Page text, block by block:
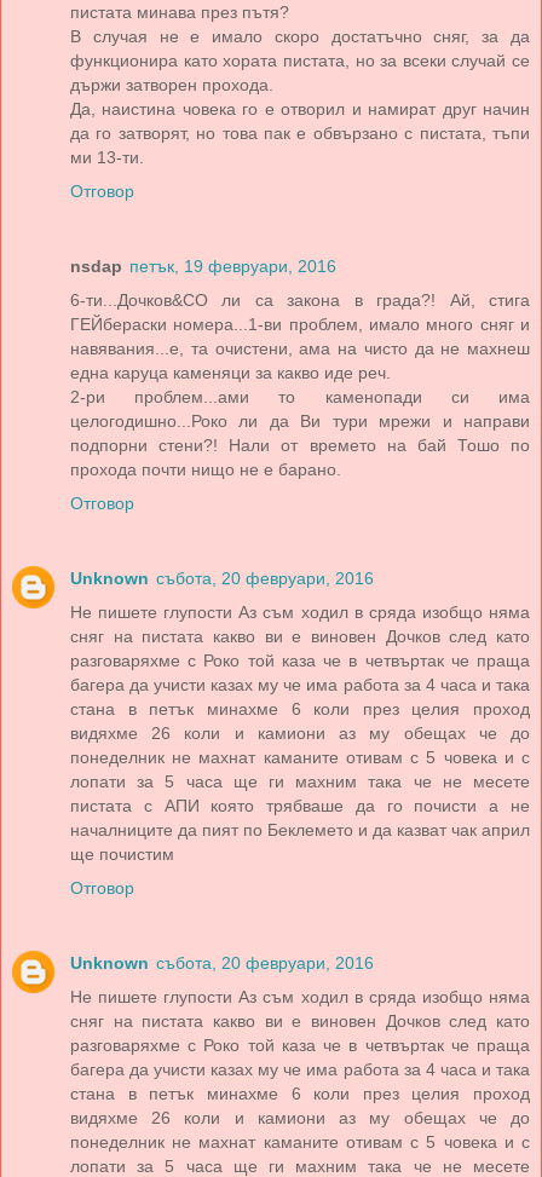
пистата минава през пътя?
В случая не е имало скоро достатъчно сняг, за да
функционира като хората пистата, но за всеки случай се
държи затворен прохода.
Да, наистина човека го е отворил и намират друг начин
да го затворят, но това пак е обвързано с пистата, тъпи
ми 13-ти.
Отговор
nsdap петък, 19 февруари, 2016
6-ти...Дочков&CO ли са закона в града?! Ай, стига
ГЕЙбераски номера...1-ви проблем, имало много сняг и
навявания...е, та очистени, ама на чисто да не махнеш
една каруца каменяци за какво иде реч.
2-ри проблем...ами то каменопади си има
целогодишно...Роко ли да Ви тури мрежи и направи
подпорни стени?! Нали от времето на бай Тошо по
прохода почти нищо не е барано.
Отговор
Unknown събота, 20 февруари, 2016
Не пишете глупости Аз съм ходил в сряда изобщо няма
сняг на пистата какво ви е виновен Дочков след като
разговаряхме с Роко той каза че в четвъртак че праща
багера да учисти казах му че има работа за 4 часа и така
стана в петък минахме 6 коли през целия проход
видяхме 26 коли и камиони аз му обещах че до
понеделник не махнат каманите отивам с 5 човека и с
лопати за 5 часа ще ги махним така че не месете
пистата с АПИ която трябваше да го почисти а не
началниците да пият по Беклемето и да казват чак април
ще почистим
Отговор
Unknown събота, 20 февруари, 2016
Не пишете глупости Аз съм ходил в сряда изобщо няма
сняг на пистата какво ви е виновен Дочков след като
разговаряхме с Роко той каза че в четвъртак че праща
багера да учисти казах му че има работа за 4 часа и така
стана в петък минахме 6 коли през целия проход
видяхме 26 коли и камиони аз му обещах че до
понеделник не махнат каманите отивам с 5 човека и с
лопати за 5 часа ще ги махним така че не месете